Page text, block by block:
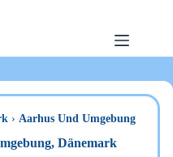
› Aarhus Und Umgebung
Dänemark